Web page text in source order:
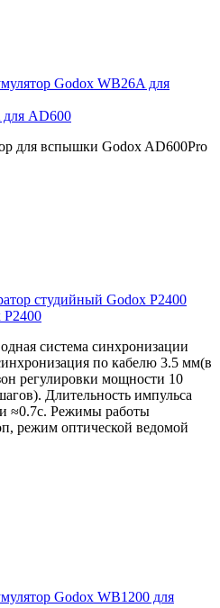
AD600
для вспышки Godox AD600Pro
P2400
система синхронизации
по кабелю 3.5 мм(в
регулировки мощности 10
Длительность импульса
≈0.7с. Режимы работы
режим оптической ведомой